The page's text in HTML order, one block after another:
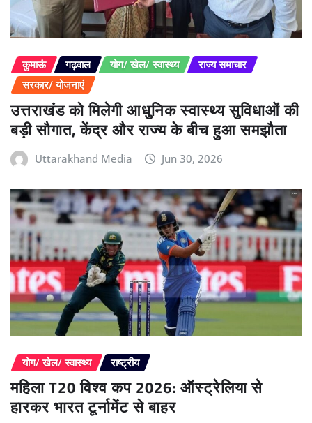
कुमाऊं गढ़वाल योग/ खेल/ स्वास्थ्य
राज्य समाचार
सरकार/ योजनाएं
उत्तराखंड को मिलेगी आधुनिक स्वास्थ्य सुविधाओं की
बड़ी सौगात, केंद्र और राज्य के बीच हुआ समझौता
Uttarakhand Media Jun 30, 2026
योग/ खेल/ स्वास्थ्य राष्ट्रीय
महिला T20 विश्व कप 2026: ऑस्ट्रेलिया से
हारकर भारत टूर्नामेंट से बाहर